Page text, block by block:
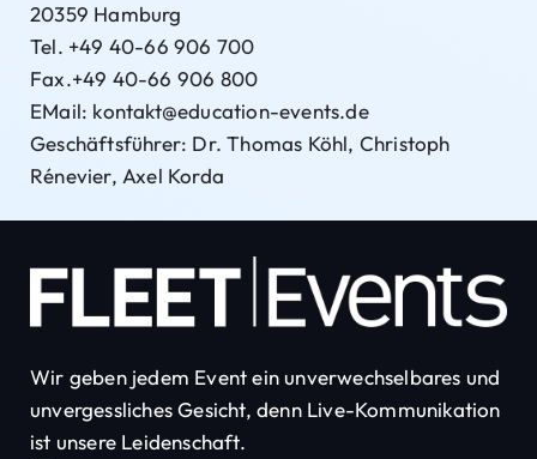
20359 Hamburg
Tel. +49 40-66 906 700
Fax.+49 40-66 906 800
EMail: kontakt@education-events.de
Geschäftsführer: Dr. Thomas Köhl, Christoph
Rénevier, Axel Korda
Wir geben jedem Event ein unverwechselbares und
unvergessliches Gesicht, denn Live-Kommunikation
ist unsere Leidenschaft.